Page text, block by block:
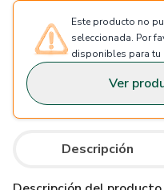
Este producto no
seleccionada. Por
disponibles para tu
Ver
Descripción